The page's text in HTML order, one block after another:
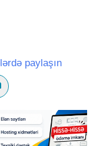
paylaşın